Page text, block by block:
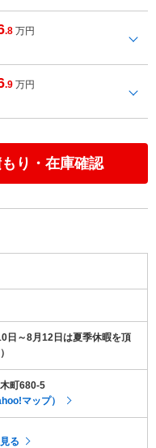
.8 万円
.9 万円
もり・在庫確認
～8月12日は夏季休暇を頂
町680-5
マップ）
る